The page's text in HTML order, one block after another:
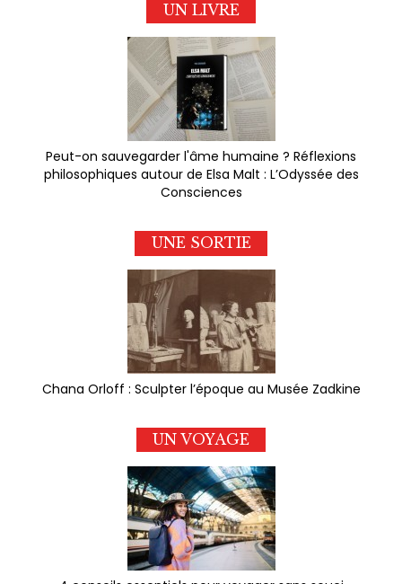
UN LIVRE
Peut-on sauvegarder l'âme humaine ? Réflexions
philosophiques autour de Elsa Malt : L’Odyssée des
Consciences
UNE SORTIE
Chana Orloff : Sculpter l’époque au Musée Zadkine
UN VOYAGE